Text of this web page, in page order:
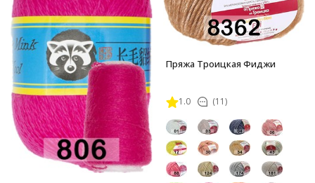
Пряжа Троицкая Фиджи
1.0 (11)